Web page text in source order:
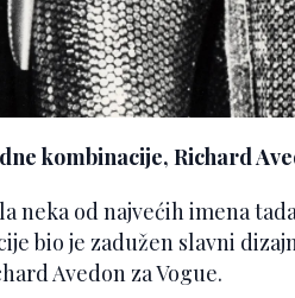
kombinacije, Richard
neka od najvećih imena
bio je zadužen slavni
Avedon za Vogue.